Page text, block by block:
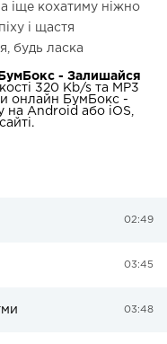
іще кохатиму ніжно
і щастя
будь ласка
БумБокс - Залишайся
320 Kb/s та MP3
онлайн БумБокс -
на Android або iOS,
02:49
03:45
03:48